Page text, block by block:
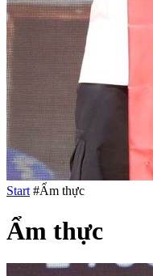
Start #Ẩm thực
Ẩm thực